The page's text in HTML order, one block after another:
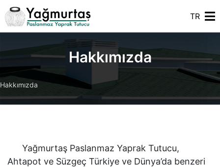
TR
Hakkımızda
Hakkımızda
Yağmurtaş Paslanmaz Yaprak Tutucu,
Ahtapot ve Süzgeç Türkiye ve Dünya’da benzeri